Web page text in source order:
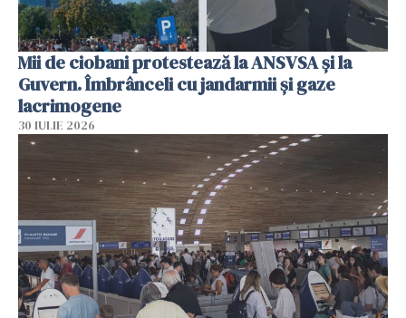
Mii de ciobani protestează la ANSVSA și la
Guvern. Îmbrânceli cu jandarmii și gaze
lacrimogene
30 IULIE 2026